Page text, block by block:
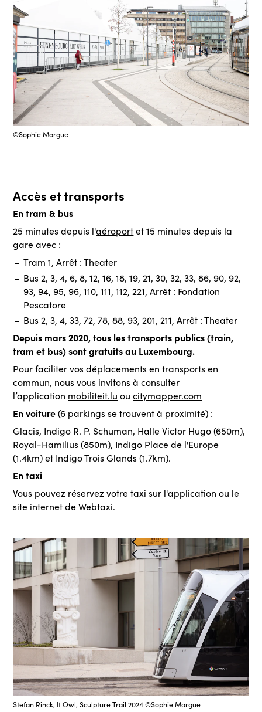
©Sophie Margue
Accès et transports
En tram & bus
25 minutes depuis l'aéroportet 15 minutes depuis la
gareavec :
Tram 1, Arrêt : Theater
Bus 2, 3, 4, 6, 8, 12, 16, 18, 19, 21, 30, 32, 33, 86, 90, 92,
93, 94, 95, 96, 110, 111, 112, 221, Arrêt : Fondation
Pescatore
Bus 2, 3, 4, 33, 72, 78, 88, 93, 201, 211, Arrêt : Theater
Depuis mars 2020, tous les transports publics (train,
tram et bus) sont gratuits au Luxembourg.
Pour faciliter vos déplacements en transports en
commun, nous vous invitons à consulter
l’application mobiliteit.lu oucitymapper.com
En voiture(6 parkings se trouvent à proximité) :
Glacis, Indigo R. P. Schuman, Halle Victor Hugo (650m),
Royal-Hamilius (850m), Indigo Place de l'Europe
(1.4km) et Indigo Trois Glands (1.7km).
En taxi
Vous pouvez réservez votre taxi sur l'application ou le
site internet deWebtaxi.
Stefan Rinck, It Owl, Sculpture Trail 2024 ©Sophie Margue